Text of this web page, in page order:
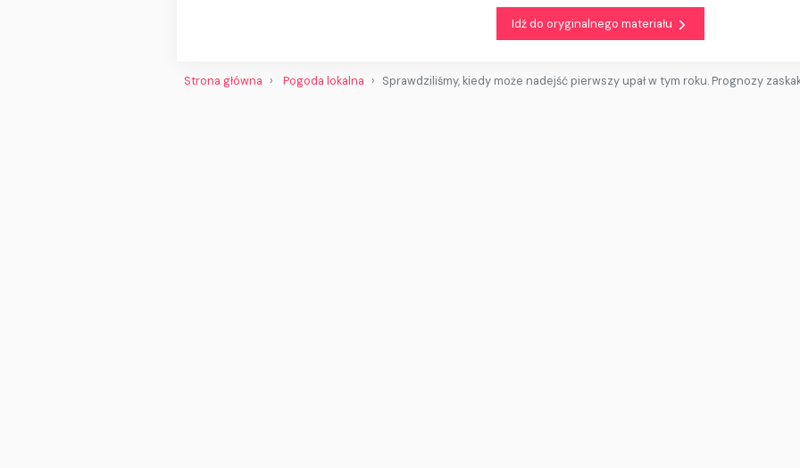
Idź do oryginalnego materiału
Strona główna Pogoda lokalna Sprawdziliśmy, kiedy może nadejść pierwszy upał w tym roku. Prognozy